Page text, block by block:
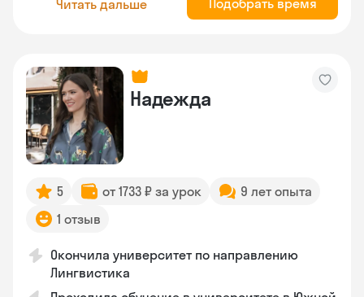
Читать дальше Подобрать время
Надежда
5 от 1733 ₽ за урок
9 лет опыта
1 отзыв
Окончила университет по направлению
Лингвистика